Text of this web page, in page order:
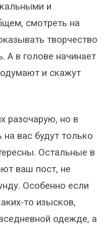
и
смотреть на
творчество
А в голове начинает
и скажут
разочарую, но в
вас будут только
Остальные в
ваш пост, не
Особенно если
то изысков,
одежде, а